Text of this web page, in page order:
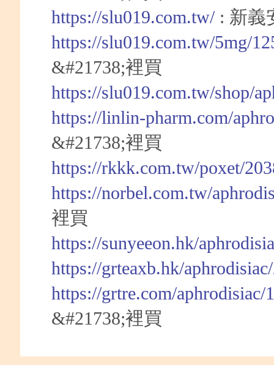
https://slu019.com.tw/: 新義
https://slu019.com.tw/5mg/
&#21738;裡買
https://slu019.com.tw/shop/
https://linlin-pharm.com/
&#21738;裡買
https://rkkk.com.tw/poxet/
https://norbel.com.tw/
裡買
https://sunyeeon.hk/
https://grteaxb.hk/
https://grtre.com/aphrodisiac/
&#21738;裡買